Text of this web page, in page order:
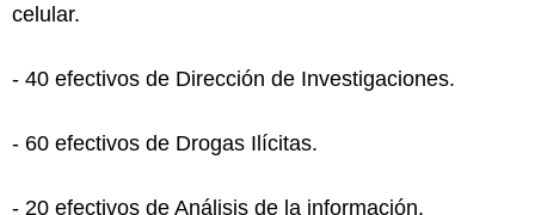
celular.
- 40 efectivos de Dirección de Investigaciones.
- 60 efectivos de Drogas Ilícitas.
- 20 efectivos de Análisis de la información.